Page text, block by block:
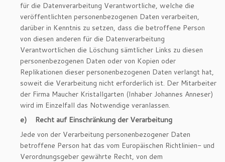
für die Datenverarbeitung Verantwortliche, welche die
veröffentlichten personenbezogenen Daten verarbeiten,
darüber in Kenntnis zu setzen, dass die betroffene Person
von diesen anderen für die Datenverarbeitung
Verantwortlichen die Löschung sämtlicher Links zu diesen
personenbezogenen Daten oder von Kopien oder
Replikationen dieser personenbezogenen Daten verlangt hat,
soweit die Verarbeitung nicht erforderlich ist. Der Mitarbeiter
der Firma Maucher Kristallgarten (Inhaber Johannes Anneser)
wird im Einzelfall das Notwendige veranlassen.
e) Recht auf Einschränkung der Verarbeitung
Jede von der Verarbeitung personenbezogener Daten
betroffene Person hat das vom Europäischen Richtlinien- und
Verordnungsgeber gewährte Recht, von dem